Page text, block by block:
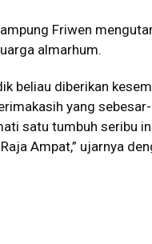
Friwen
almarhum.
beliau diberikan
yang
satu tumbuh seribu
Ampat,” ujarnya